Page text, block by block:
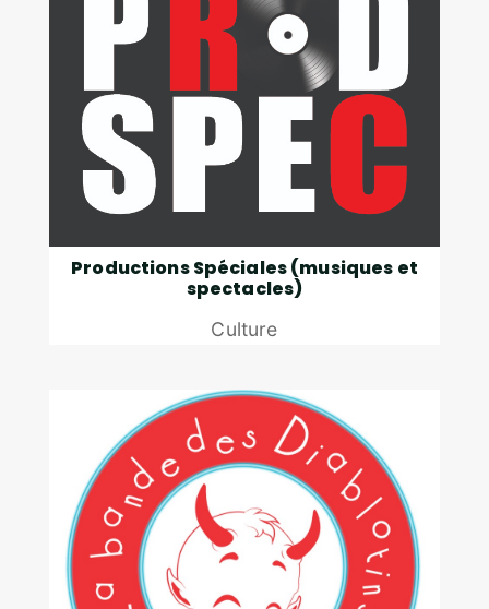
Productions Spéciales (musiques et
spectacles)
Culture